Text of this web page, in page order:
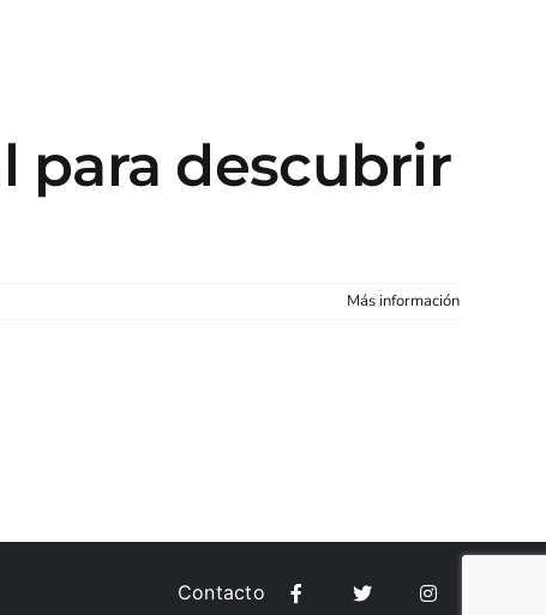
para descubrir
Más información
Contacto